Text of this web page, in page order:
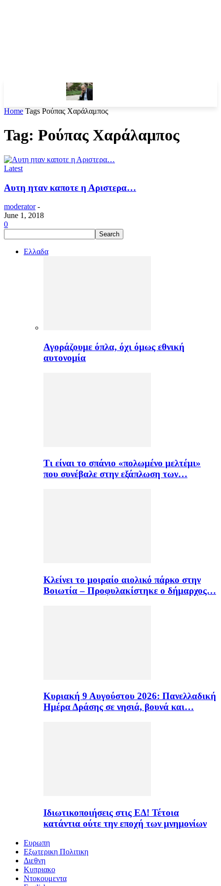
Home Tags Ρούπας Χαράλαμπος
Tag: Ρούπας Χαράλαμπος
Latest
Αυτη ηταν καποτε η Αριστερα…
moderator -
June 1, 2018
0
Ελλαδα
Αγοράζουμε όπλα, όχι όμως εθνική
αυτονομία
Τι είναι το σπάνιο «πολωμένο μελτέμι»
που συνέβαλε στην εξάπλωση των…
Κλείνει το μοιραίο αιολικό πάρκο στην
Βοιωτία – Προφυλακίστηκε ο δήμαρχος…
Κυριακή 9 Αυγούστου 2026: Πανελλαδική
Ημέρα Δράσης σε νησιά, βουνά και…
Ιδιωτικοποιήσεις στις ΕΔ! Τέτοια
κατάντια ούτε την εποχή των μνημονίων
Ευρωπη
Εξωτερικη Πολιτικη
Διεθνη
Κυπριακο
Ντοκουμεντα